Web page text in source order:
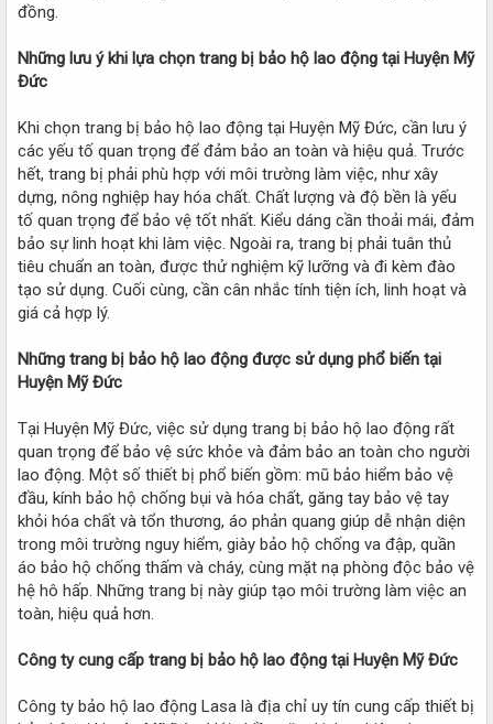
đồng.
Những lưu ý khi lựa chọn trang bị bảo hộ lao động tại Huyện Mỹ
Đức
Khi chọn trang bị bảo hộ lao động tại Huyện Mỹ Đức, cần lưu ý
các yếu tố quan trọng để đảm bảo an toàn và hiệu quả. Trước
hết, trang bị phải phù hợp với môi trường làm việc, như xây
dựng, nông nghiệp hay hóa chất. Chất lượng và độ bền là yếu
tố quan trọng để bảo vệ tốt nhất. Kiểu dáng cần thoải mái, đảm
bảo sự linh hoạt khi làm việc. Ngoài ra, trang bị phải tuân thủ
tiêu chuẩn an toàn, được thử nghiệm kỹ lưỡng và đi kèm đào
tạo sử dụng. Cuối cùng, cần cân nhắc tính tiện ích, linh hoạt và
giá cả hợp lý.
Những trang bị bảo hộ lao động được sử dụng phổ biến tại
Huyện Mỹ Đức
Tại Huyện Mỹ Đức, việc sử dụng trang bị bảo hộ lao động rất
quan trọng để bảo vệ sức khỏe và đảm bảo an toàn cho người
lao động. Một số thiết bị phổ biến gồm: mũ bảo hiểm bảo vệ
đầu, kính bảo hộ chống bụi và hóa chất, găng tay bảo vệ tay
khỏi hóa chất và tổn thương, áo phản quang giúp dễ nhận diện
trong môi trường nguy hiểm, giày bảo hộ chống va đập, quần
áo bảo hộ chống thấm và cháy, cùng mặt nạ phòng độc bảo vệ
hệ hô hấp. Những trang bị này giúp tạo môi trường làm việc an
toàn, hiệu quả hơn.
Công ty cung cấp trang bị bảo hộ lao động tại Huyện Mỹ Đức
Công ty bảo hộ lao động Lasa là địa chỉ uy tín cung cấp thiết bị